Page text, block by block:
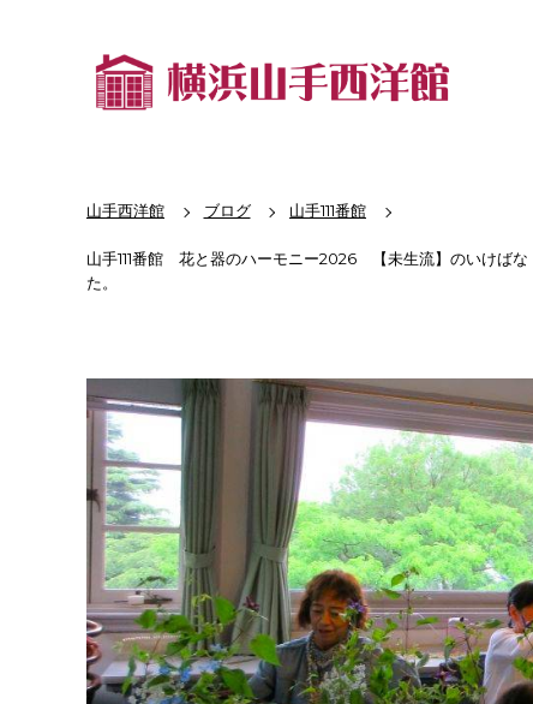
山手西洋館 ブログ 山手111番館
山手111番館 花と器のハーモニー2026 【未生流】のいけば
た。